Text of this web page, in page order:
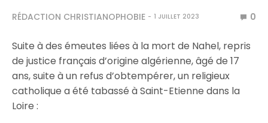
RÉDACTION CHRISTIANOPHOBIE 1 JUILLET 2023 0
Suite à des émeutes liées à la mort de Nahel, repris
de justice français d’origine algérienne, âgé de 17
ans, suite à un refus d’obtempérer, un religieux
catholique a été tabassé à Saint-Etienne dans la
Loire :